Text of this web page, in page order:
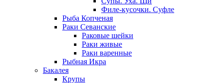
Филе-кусочки. Суфле
Рыба Копченая
Раки Севанские
Раковые шейки
Раки живые
Раки варенные
Рыбная Икра
Бакалея
Крупы